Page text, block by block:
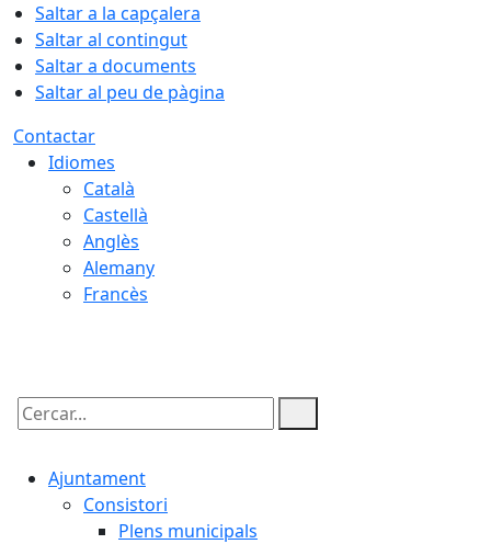
Saltar a la capçalera
Saltar al contingut
Saltar a documents
Saltar al peu de pàgina
Contactar
Idiomes
Català
Castellà
Anglès
Alemany
Francès
Cercar:
Ajuntament
Consistori
Plens municipals